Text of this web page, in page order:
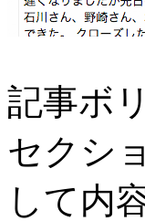
記事ボ
セクシ
して内